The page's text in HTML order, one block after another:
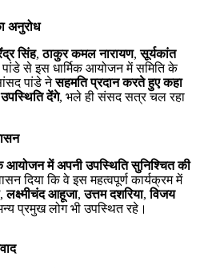
अनुरोध
सिंह,ठाकुर कमल नारायण,सूर्यकांत
से इस धार्मिक आयोजन में समिति के
पांडे नेसहमति प्रदान करते हुए कहा
देंगे, भले ही संसद सत्र चल रहा
आयोजन में अपनी उपस्थिति सुनिश्चित की
दिया कि वे इस महत्वपूर्ण कार्यक्रम में
,लक्ष्मीचंद आहूजा,उत्तम दशरिया,विजय
प्रमुख लोग भी उपस्थित रहे।